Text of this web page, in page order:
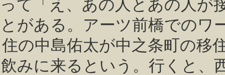
って「え、あの人とあの人が
とがある。アーツ前橋でのワ
住の中島佑太が中之条町の移
飲みに来るという。行くと、